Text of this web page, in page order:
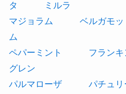
タ
ミルラ
マジョラム
ベルガモッ
ム
ペパーミント
フラン
グレン
パルマローザ
パチュリ